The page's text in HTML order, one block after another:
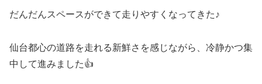
だんだんスペースができて走りやすくなってきた♪
仙台都心の道路を走れる新鮮さを感じながら、冷静かつ集
中して進みました👍